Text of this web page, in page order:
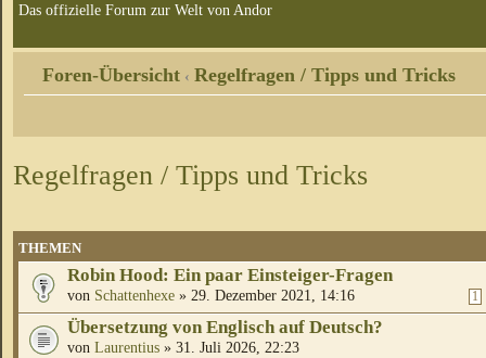
Das offizielle Forum zur Welt von Andor
Foren-Übersicht ‹ Regelfragen / Tipps und Tricks
Regelfragen / Tipps und Tricks
THEMEN
Robin Hood: Ein paar Einsteiger-Fragen
1
von Schattenhexe » 29. Dezember 2021, 14:16
Übersetzung von Englisch auf Deutsch?
von Laurentius » 31. Juli 2026, 22:23